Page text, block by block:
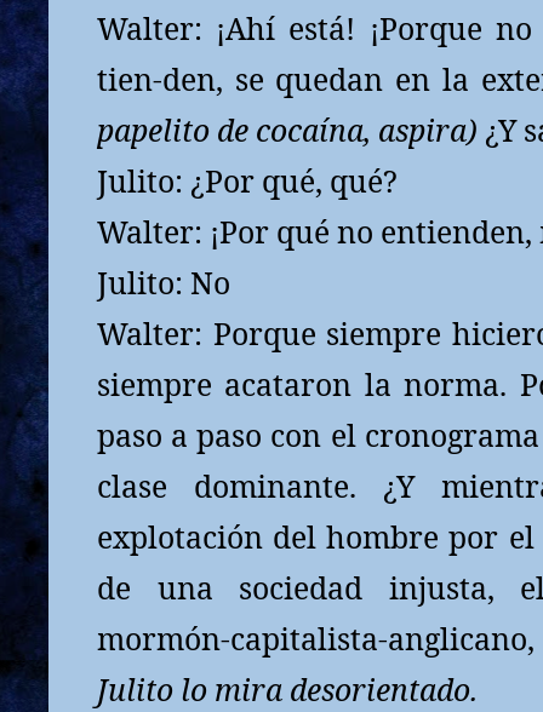
Walter: ¡Ahí está! ¡Porque
tien-den, se quedan en la
papelito de cocaína, aspira) ¿Y
Julito: ¿Por qué, qué?
Walter: ¡Por qué no
Julito: No
Walter: Porque siempre
siempre acataron la norma.
paso a paso con el
clase dominante. ¿Y
explotación del hombre por el
de una sociedad injusta,
mormón-capitalista-anglicano,
Julito lo mira desorientado.